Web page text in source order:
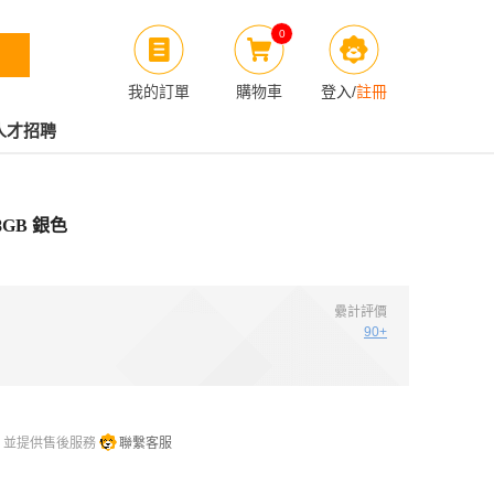
我的訂單
0
購物車 登入/註冊
才招聘
銀色
纍計評價
90+
提供售後服務 聯繫客服